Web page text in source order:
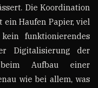
Die Koordination
ein Haufen Papier, viel
funktionierendes
Digitalisierung der
Aufbau einer
wie bei allem, was